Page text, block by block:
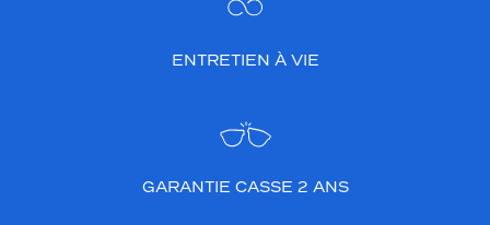
ENTRETIEN À VIE
GARANTIE CASSE 2 ANS